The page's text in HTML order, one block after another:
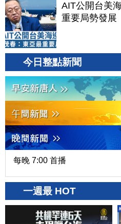
AIT公開台美
重要局勢發展
今日整點新聞
每晚 7:00 首播
一週最 HOT